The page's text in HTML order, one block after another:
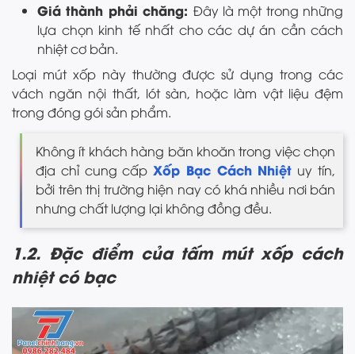
Giá thành phải chăng: Đây là một trong những
lựa chọn kinh tế nhất cho các dự án cần cách
nhiệt cơ bản.
Loại mút xốp này thường được sử dụng trong các
vách ngăn nội thất, lót sàn, hoặc làm vật liệu đệm
trong đóng gói sản phẩm.
Không ít khách hàng băn khoăn trong việc chọn
địa chỉ cung cấp Xốp Bạc Cách Nhiệt uy tín,
bởi trên thị trường hiện nay có khá nhiều nơi bán
nhưng chất lượng lại không đồng đều.
1.2. Đặc điểm của tấm mút xốp cách
nhiệt có bạc